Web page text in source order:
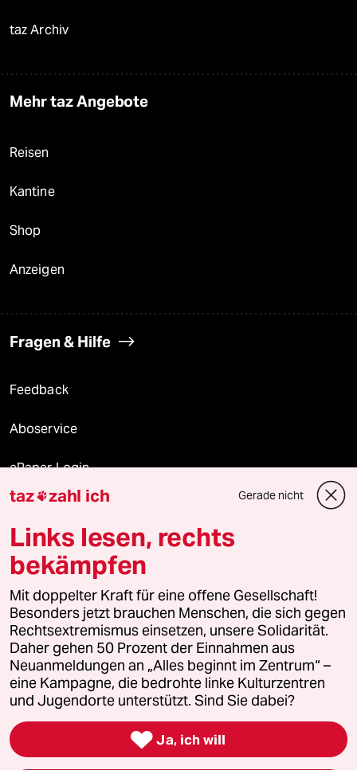
taz Archiv
Mehr taz Angebote
Reisen
Kantine
Shop
Anzeigen
Fragen & Hilfe
Feedback
Aboservice
ePaper Login
Downloads für Abonnierende
© 2026 taz Verlags und Vertriebs GmbH
Alle Rechte vorbehalten. Bei rechtlichen Fragen oder für Genehmigungen
wenden Sie sich bitte an lizenzen@taz.de
Feedback Redaktionsstatut Kommune-Richtlinien
Leitlinie Informant Datenschutz Impressum AGB
Seitenwende Einwilligungen widerrufen (Ads)
taz zahl ich Gerade nicht
Links lesen, rechts
bekämpfen
Mit doppelter Kraft für eine offene Gesellschaft!
Besonders jetzt brauchen Menschen, die sich gegen
Rechtsextremismus einsetzen, unsere Solidarität.
Daher gehen 50 Prozent der Einnahmen aus
Neuanmeldungen an „Alles beginnt im Zentrum“ –
eine Kampagne, die bedrohte linke Kulturzentren
und Jugendorte unterstützt. Sind Sie dabei?
 Ja, ich will